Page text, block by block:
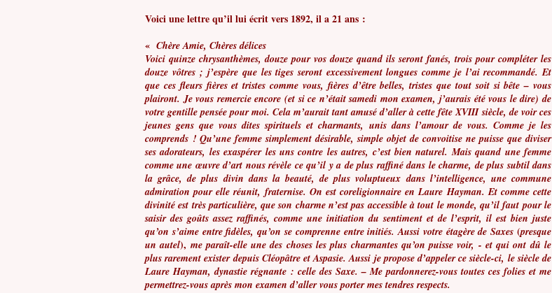
Voici une lettre qu’il lui écrit vers 1892, il a 21 ans :
« Chère Amie, Chères délices
Voici quinze chrysanthèmes, douze pour vos douze quand ils seront fanés, trois pour compléter les
douze vôtres ; j’espère que les tiges seront excessivement longues comme je l’ai recommandé. Et
que ces fleurs fières et tristes comme vous, fières d’être belles, tristes que tout soit si bête – vous
plairont. Je vous remercie encore (et si ce n’était samedi mon examen, j’aurais été vous le dire) de
votre gentille pensée pour moi. Cela m’aurait tant amusé d’aller à cette fête XVIII siècle, de voir ces
jeunes gens que vous dites spirituels et charmants, unis dans l’amour de vous. Comme je les
comprends ! Qu’une femme simplement désirable, simple objet de convoitise ne puisse que diviser
ses adorateurs, les exaspérer les uns contre les autres, c’est bien naturel. Mais quand une femme
comme une œuvre d’art nous révèle ce qu’il y a de plus raffiné dans le charme, de plus subtil dans
la grâce, de plus divin dans la beauté, de plus voluptueux dans l’intelligence, une commune
admiration pour elle réunit, fraternise. On est coreligionnaire en Laure Hayman. Et comme cette
divinité est très particulière, que son charme n’est pas accessible à tout le monde, qu’il faut pour le
saisir des goûts assez raffinés, comme une initiation du sentiment et de l’esprit, il est bien juste
qu’on s’aime entre fidèles, qu’on se comprenne entre initiés. Aussi votre étagère de Saxes (presque
un autel), me paraît-elle une des choses les plus charmantes qu’on puisse voir, - et qui ont dû le
plus rarement exister depuis Cléopâtre et Aspasie. Aussi je propose d’appeler ce siècle-ci, le siècle de
Laure Hayman, dynastie régnante : celle des Saxe. – Me pardonnerez-vous toutes ces folies et me
permettrez-vous après mon examen d’aller vous porter mes tendres respects.